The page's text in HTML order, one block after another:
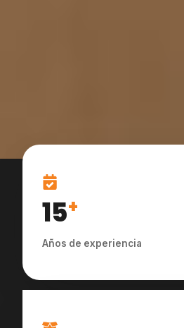
15+
Años de experiencia